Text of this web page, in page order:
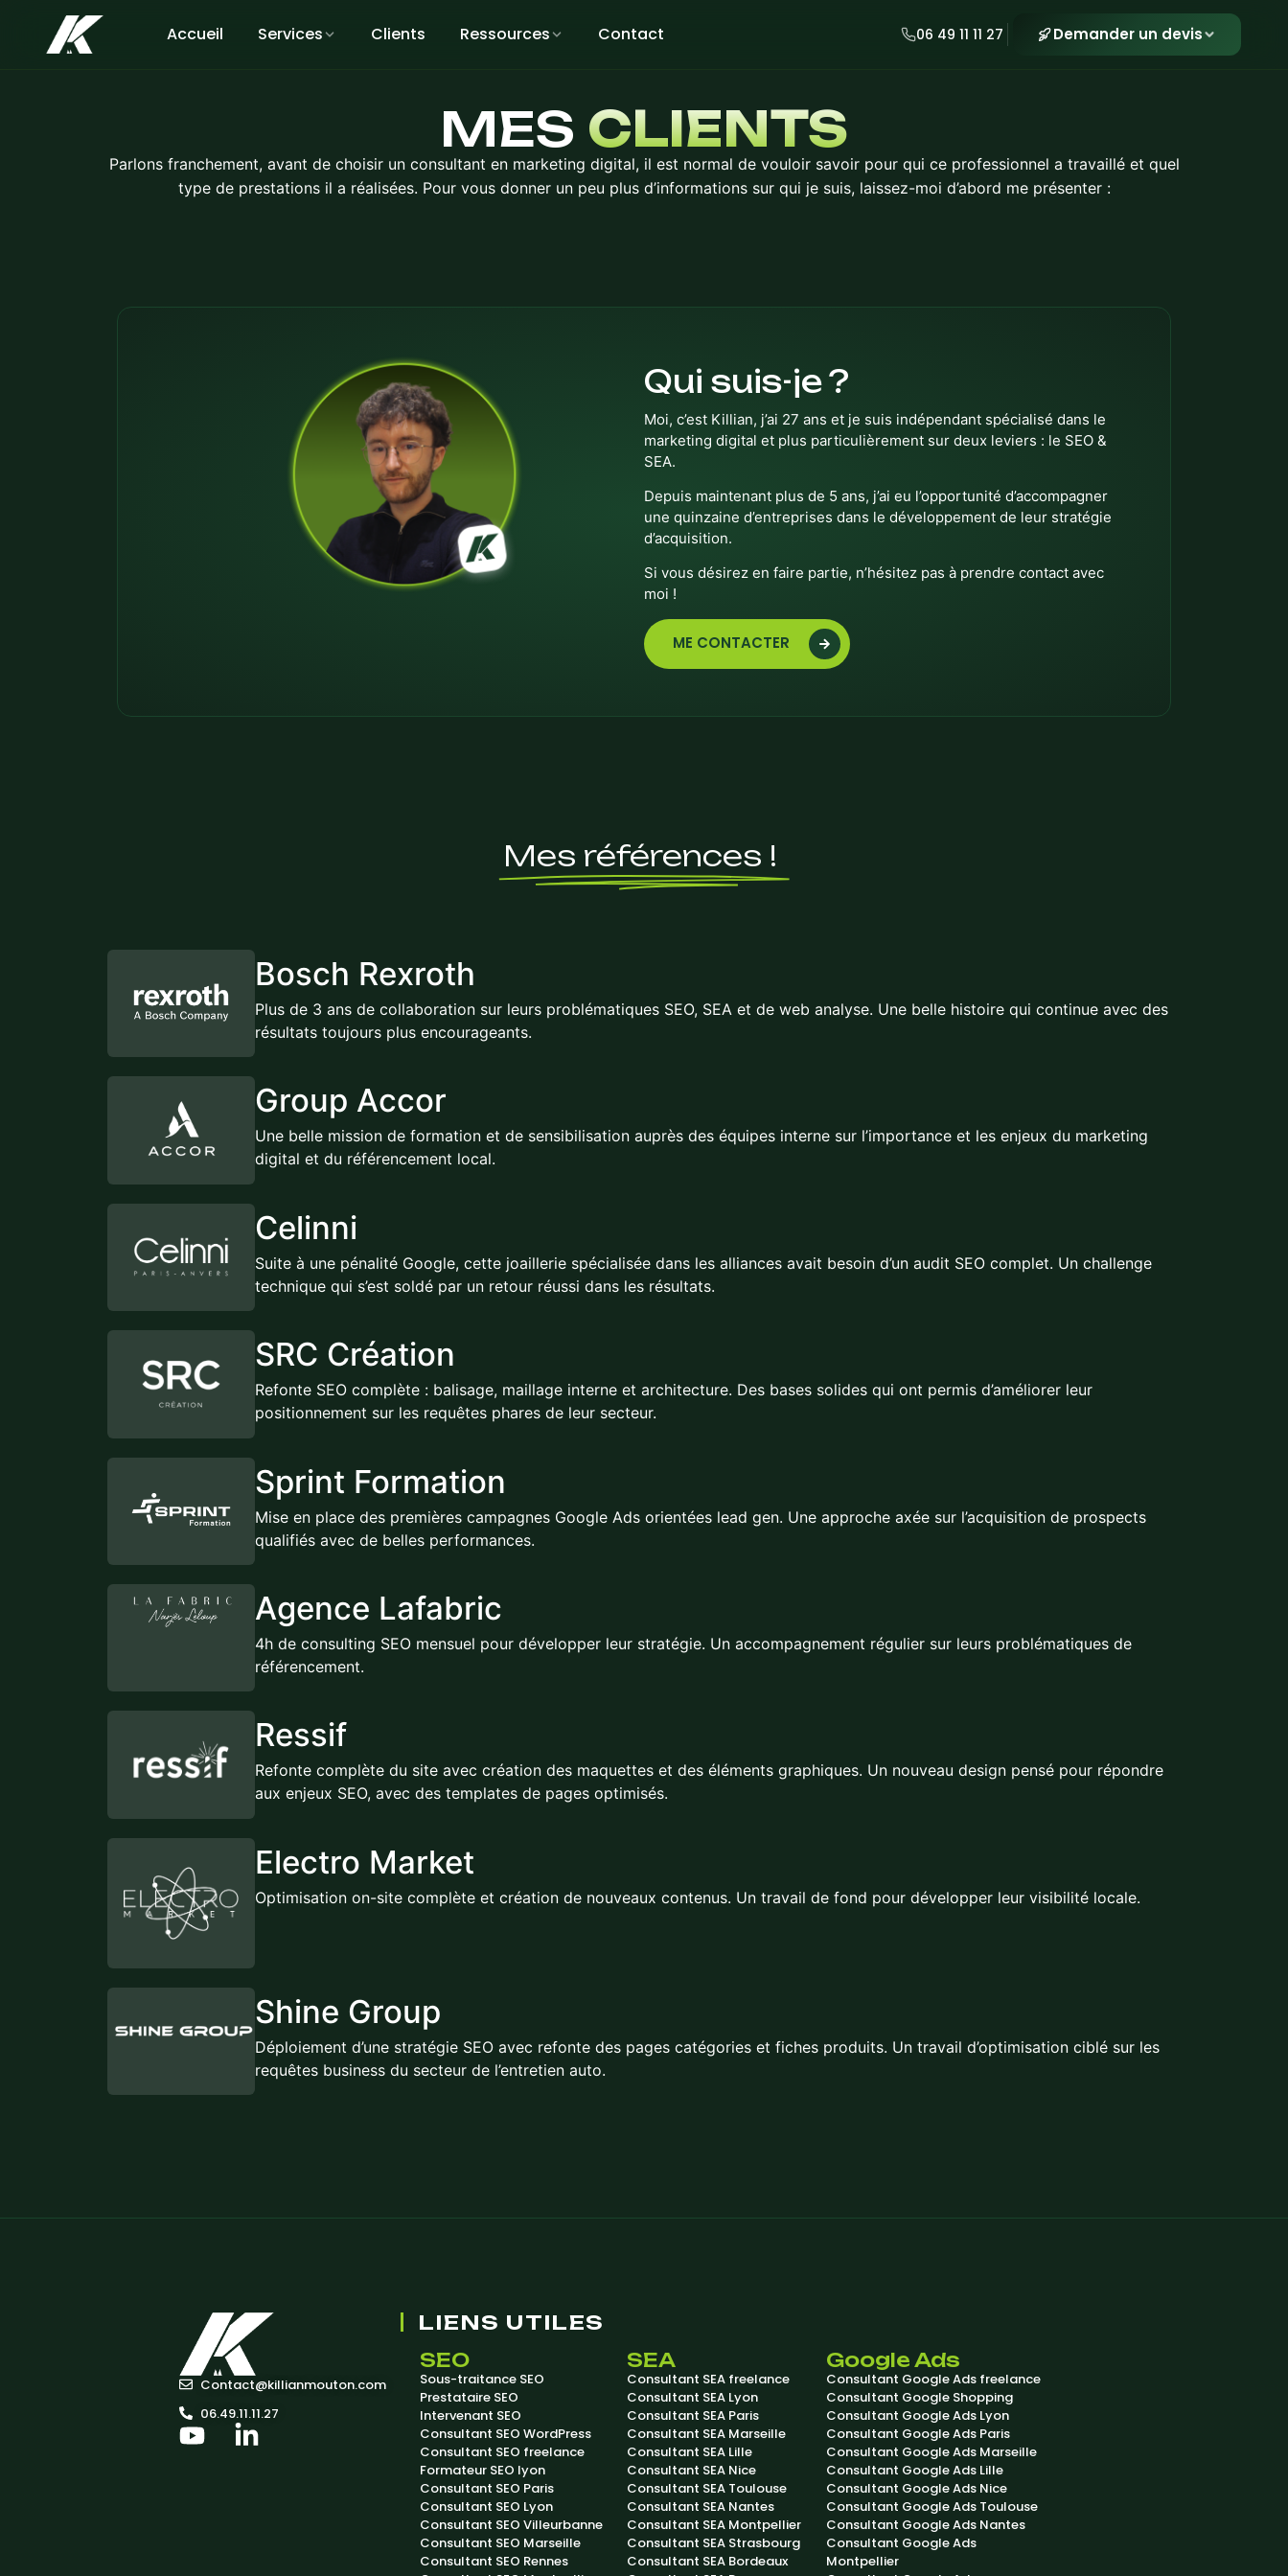
Accueil Services Clients Ressources Contact 06 49 11 11 27 Demander un devis
MES CLIENTS
Parlons franchement, avant de choisir un consultant en marketing digital, il est normal de vouloir savoir pour qui ce professionnel a travaillé et quel
type de prestations il a réalisées. Pour vous donner un peu plus d’informations sur qui je suis, laissez-moi d’abord me présenter :
Qui suis-je ?
Moi, c’est Killian, j’ai 27 ans et je suis indépendant spécialisé dans le
marketing digital et plus particulièrement sur deux leviers : le SEO &
SEA.
Depuis maintenant plus de 5 ans, j’ai eu l’opportunité d’accompagner
une quinzaine d’entreprises dans le développement de leur stratégie
d’acquisition.
Si vous désirez en faire partie, n’hésitez pas à prendre contact avec
moi !
ME CONTACTER
Mes références ! ​
Bosch Rexroth
Plus de 3 ans de collaboration sur leurs problématiques SEO, SEA et de web analyse. Une belle histoire qui continue avec des
résultats toujours plus encourageants.
Group Accor
Une belle mission de formation et de sensibilisation auprès des équipes interne sur l’importance et les enjeux du marketing
digital et du référencement local.
Celinni
Suite à une pénalité Google, cette joaillerie spécialisée dans les alliances avait besoin d’un audit SEO complet. Un challenge
technique qui s’est soldé par un retour réussi dans les résultats.
SRC Création
Refonte SEO complète : balisage, maillage interne et architecture. Des bases solides qui ont permis d’améliorer leur
positionnement sur les requêtes phares de leur secteur.
Sprint Formation
Mise en place des premières campagnes Google Ads orientées lead gen. Une approche axée sur l’acquisition de prospects
qualifiés avec de belles performances.
Agence Lafabric
4h de consulting SEO mensuel pour développer leur stratégie. Un accompagnement régulier sur leurs problématiques de
référencement.
Ressif
Refonte complète du site avec création des maquettes et des éléments graphiques. Un nouveau design pensé pour répondre
aux enjeux SEO, avec des templates de pages optimisés.
Electro Market
Optimisation on-site complète et création de nouveaux contenus. Un travail de fond pour développer leur visibilité locale.
Shine Group
Déploiement d’une stratégie SEO avec refonte des pages catégories et fiches produits. Un travail d’optimisation ciblé sur les
requêtes business du secteur de l’entretien auto.
Contact@killianmouton.com
06.49.11.11.27
LIENS UTILES
SEO
Sous-traitance SEO
Prestataire SEO
Intervenant SEO
Consultant SEO WordPress
Consultant SEO freelance
Formateur SEO lyon
Consultant SEO Paris
Consultant SEO Lyon
Consultant SEO Villeurbanne
Consultant SEO Marseille
Consultant SEO Rennes
SEA
Consultant SEA freelance
Consultant SEA Lyon
Consultant SEA Paris
Consultant SEA Marseille
Consultant SEA Lille
Consultant SEA Nice
Consultant SEA Toulouse
Consultant SEA Nantes
Consultant SEA Montpellier
Consultant SEA Strasbourg
Consultant SEA Bordeaux
Google Ads
Consultant Google Ads freelance
Consultant Google Shopping
Consultant Google Ads Lyon
Consultant Google Ads Paris
Consultant Google Ads Marseille
Consultant Google Ads Lille
Consultant Google Ads Nice
Consultant Google Ads Toulouse
Consultant Google Ads Nantes
Consultant Google Ads
Montpellier